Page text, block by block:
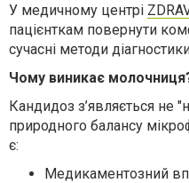
У медичному центрі
пацієнткам повернути
сучасні методи
Чому виникає
Кандидоз з’являється не
природного балансу
є:
Медикаментозний